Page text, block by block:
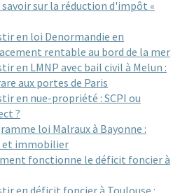
sur la réduction d'impôt «
en loi Denormandie en
rentable au bord de la mer
en LMNP avec bail civil à Melun :
aux portes de Paris
en nue-propriété : SCPI ou
?
loi Malraux à Bayonne :
et immobilier
fonctionne le déficit foncier à